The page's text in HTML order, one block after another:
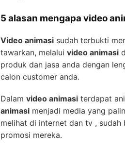
5 alasan mengapa video
Video animasi sudah terbukti
tawarkan, melalui video animasi
produk dan jasa anda dengan
calon customer anda.
Dalam video animasi terdapat
animasi menjadi media yang
melihat di internet dan tv , sudah
promosi mereka.